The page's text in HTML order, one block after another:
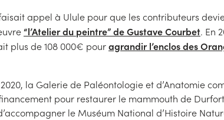
faisait appel à Ulule pour que les contributeurs
“l’Atelier du peintre” de Gustave Courbet. En
plus de 108 000€ pouragrandir l’enclos des
la Galerie de Paléontologie et d’Anatomie
pour restaurer le mammouth de Durfort
le Muséum National d’Histoire